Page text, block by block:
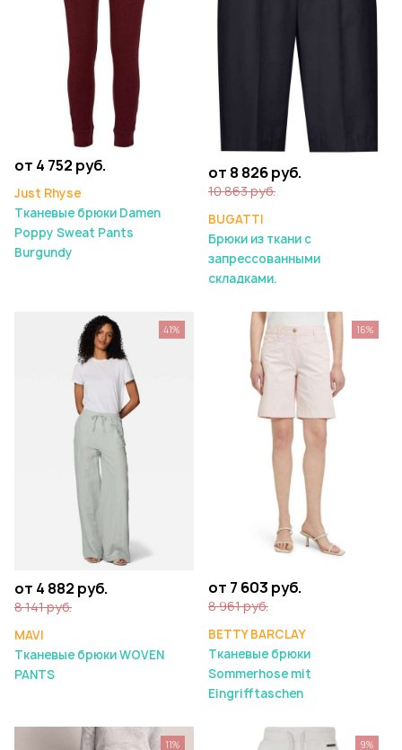
от 4 752 руб.
Just Rhyse
Тканевые брюки Damen
Poppy Sweat Pants
Burgundy
от 8 826 руб.
10 863 руб.
BUGATTI
Брюки из ткани с
запрессованными
складками.
от 4 882 руб.
8 141 руб.
MAVI
Тканевые брюки WOVEN
PANTS
41%
от 7 603 руб.
8 961 руб.
BETTY BARCLAY
Тканевые брюки
Sommerhose mit
Eingrifftaschen
16%
11% 9%